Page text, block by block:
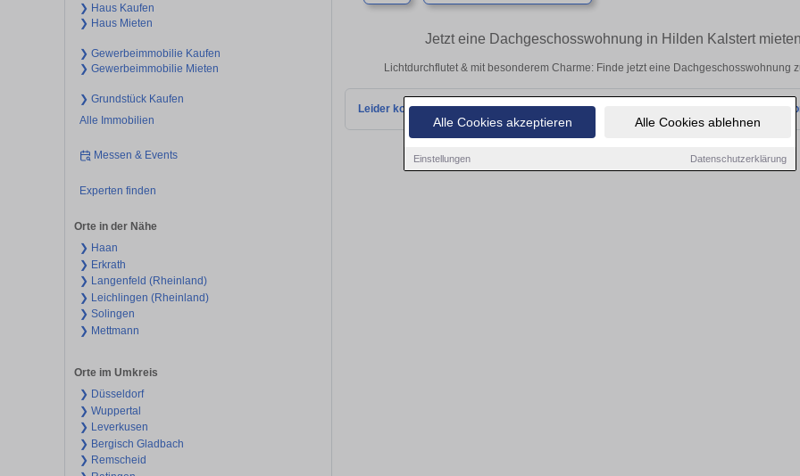
Alle Cookies akzeptieren Alle Cookies ablehnen
Einstellungen Datenschutzerklärung
❯ Haus Kaufen
❯ Haus Mieten
❯ Gewerbeimmobilie Kaufen
❯ Gewerbeimmobilie Mieten
❯ Grundstück Kaufen
Alle Immobilien
Messen & Events
Experten finden
Orte in der Nähe
❯ Haan
❯ Erkrath
❯ Langenfeld (Rheinland)
❯ Leichlingen (Rheinland)
❯ Solingen
❯ Mettmann
Orte im Umkreis
❯ Düsseldorf
❯ Wuppertal
❯ Leverkusen
❯ Bergisch Gladbach
❯ Remscheid
Jetzt eine Dachgeschosswohnung in Hilden Kalstert
Lichtdurchflutet & mit besonderem Charme: Finde jetzt eine Dachgeschosswohnung
Leider konnten wir derzeit keine passenden Objekte finden. Schauen Sie bald wieder